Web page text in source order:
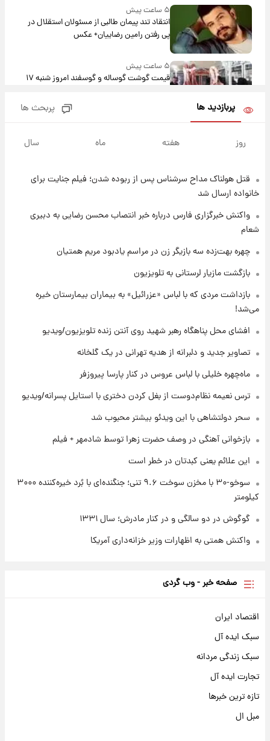
۵ ساعت پیش
انتقاد تند پیمان طالبی از مسئولان استقلال در
پی رفتن رامین رضاییان+ عکس
۵ ساعت پیش
قیمت گوشت گوساله و گوسفند امروز شنبه ۱۷
شوید+ فیلم
۶ ساعت پیش
قیمت محصولات ایران‌خودرو و سایپا امروز شنبه
۱۷ مرداد ۱۴۰۵
۲۰ ساعت پیش
۲۰ ساعت پیش
بازیکن به درد نخور استقلال با مقصد اروپا این
تیم را ترک کرد!
تصاویر کمتر دیده‌شده از شهیدان حاجی‌زاده و
پربازدید ها پربحث ها
روز هفته ماه سال
قتل هولناک مداح سرشناس پس از ربوده شدن؛ فیلم جنایت برای
خانواده ارسال شد
واکنش خبرگزاری فارس درباره خبر انتصاب محسن رضایی به دبیری
شعام
چهره بهت‌زده سه بازیگر زن در مراسم یادبود مریم همتیان
بازگشت مازیار لرستانی به تلویزیون
بازداشت مردی که با لباس «عزرائیل» به بیماران بیمارستان خیره
می‌شد!
افشای محل پناهگاه‌ رهبر شهید روی آنتن زنده تلویزیون/ویدیو
تصاویر جدید و دلبرانه از هدیه تهرانی در یک گلخانه
ماه‌چهره خلیلی با لباس عروس در کنار پارسا پیروزفر
ترس نعیمه نظام‌دوست از بغل کردن دختری با استایل پسرانه/ویدیو
سحر دولتشاهی با این ویدئو بیشتر محبوب شد
بازخوانی آهنگی در وصف حضرت زهرا توسط شادمهر + فیلم
این علائم یعنی کبدتان در خطر است
سوخو-۳۰ با مخزن سوخت ۹.۶ تنی؛ جنگنده‌ای با بُرد خیره‌کننده ۳۰۰۰
کیلومتر
گوگوش در دو سالگی و در کنار مادرش؛ سال ۱۳۳۱
واکنش همتی به اظهارات وزیر خزانه‌داری آمریکا
صفحه خبر - وب گردی
اقتصاد ایران
سبک ایده آل
سبک زندگی مردانه
تجارت ایده آل
تازه ترین خبرها
مبل ال